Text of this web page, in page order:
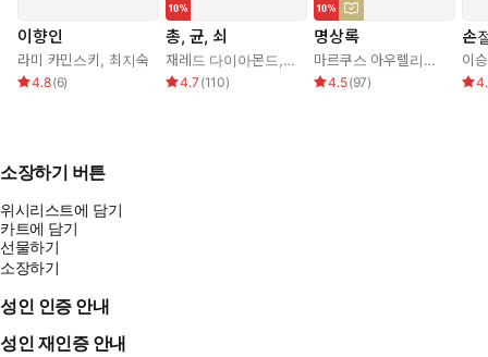
이향인
라미 카민스키, 최지숙
4.8(6)
총, 균, 쇠
재레드 다이아몬드, 강주헌
4.7 (110)
명상록
마르쿠스 아우렐리우스 박
4.5(97)
손
이
소장하기 버튼
위시리스트에 담기
카트에 담기
선물하기
소장하기
성인 인증 안내
성인 재인증 안내